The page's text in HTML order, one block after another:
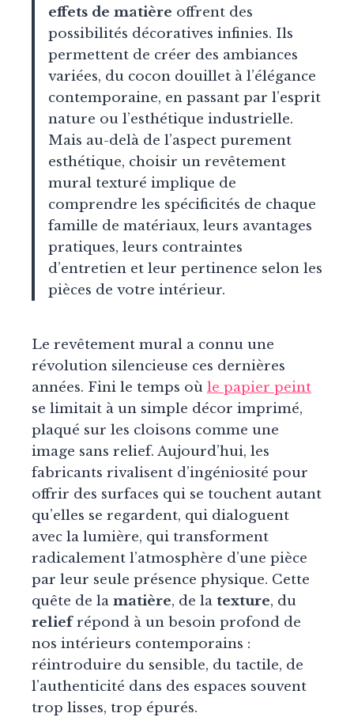
effets de matière offrent des
possibilités décoratives infinies. Ils
permettent de créer des ambiances
variées, du cocon douillet à l’élégance
contemporaine, en passant par l’esprit
nature ou l’esthétique industrielle.
Mais au-delà de l’aspect purement
esthétique, choisir un revêtement
mural texturé implique de
comprendre les spécificités de chaque
famille de matériaux, leurs avantages
pratiques, leurs contraintes
d’entretien et leur pertinence selon les
pièces de votre intérieur.
Le revêtement mural a connu une
révolution silencieuse ces dernières
années. Fini le temps où le papier peint
se limitait à un simple décor imprimé,
plaqué sur les cloisons comme une
image sans relief. Aujourd’hui, les
fabricants rivalisent d’ingéniosité pour
offrir des surfaces qui se touchent autant
qu’elles se regardent, qui dialoguent
avec la lumière, qui transforment
radicalement l’atmosphère d’une pièce
par leur seule présence physique. Cette
quête de la matière, de la texture, du
reliefrépond à un besoin profond de
nos intérieurs contemporains :
réintroduire du sensible, du tactile, de
l’authenticité dans des espaces souvent
trop lisses, trop épurés.